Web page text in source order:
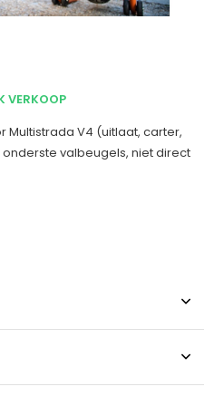
VERKOOP
Multistrada V4 (uitlaat, carter,
valbeugels, niet direct